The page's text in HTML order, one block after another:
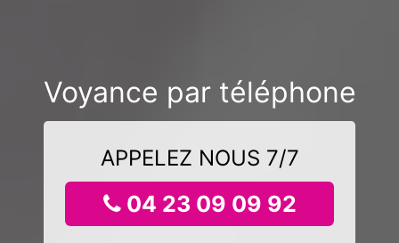
Voyance par téléphone
APPELEZ NOUS 7/7
04 23 09 09 92